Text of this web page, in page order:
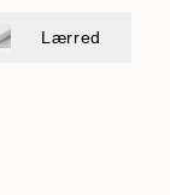
Lærred